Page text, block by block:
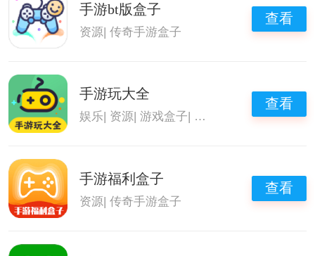
手游bt版盒子
资源|传奇手游盒子
查看
手游玩大全
娱乐 资源 |游戏盒子 传奇手游盒子
查看
手游福利盒子
资源|传奇手游盒子
查看